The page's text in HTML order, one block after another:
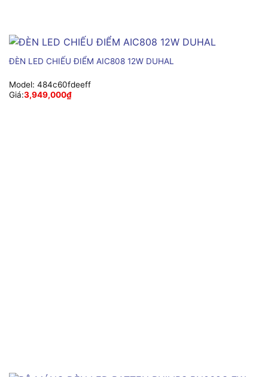
ĐÈN LED CHIẾU ĐIỂM AIC808 12W DUHAL
Model: 484c60fdeeff
Giá:3,949,000₫